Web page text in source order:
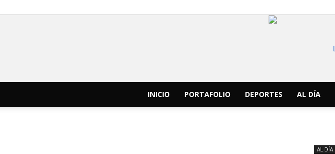
INICIO PORTAFOLIO DEPORTES AL DÍA
AL DÍA